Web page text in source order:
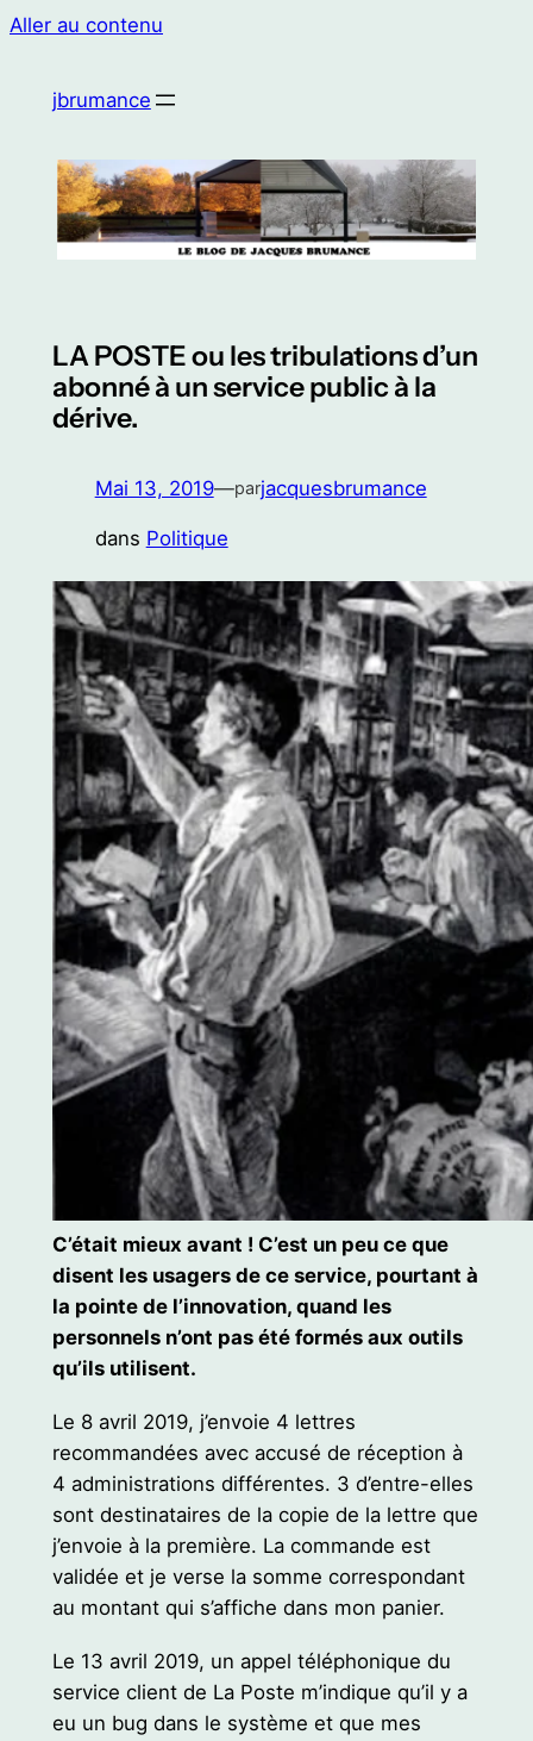
Aller au contenu
jbrumance
LA POSTE ou les tribulations d’un
abonné à un service public à la
dérive.
Mai 13, 2019—parjacquesbrumance
dans Politique
C’était mieux avant ! C’est un peu ce que
disent les usagers de ce service, pourtant à
la pointe de l’innovation, quand les
personnels n’ont pas été formés aux outils
qu’ils utilisent.
Le 8 avril 2019, j’envoie 4 lettres
recommandées avec accusé de réception à
4 administrations différentes. 3 d’entre-elles
sont destinataires de la copie de la lettre que
j’envoie à la première. La commande est
validée et je verse la somme correspondant
au montant qui s’affiche dans mon panier.
Le 13 avril 2019, un appel téléphonique du
service client de La Poste m’indique qu’il y a
eu un bug dans le système et que mes